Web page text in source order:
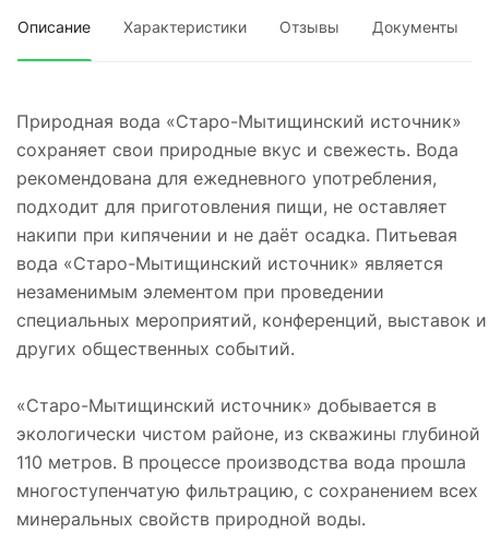
Описание Характеристики Отзывы Документы
Природная вода «Старо-Мытищинский источник»
сохраняет свои природные вкус и свежесть. Вода
рекомендована для ежедневного употребления,
подходит для приготовления пищи, не оставляет
накипи при кипячении и не даёт осадка. Питьевая
вода «Старо-Мытищинский источник» является
незаменимым элементом при проведении
специальных мероприятий, конференций, выставок и
других общественных событий.
«Старо-Мытищинский источник» добывается в
экологически чистом районе, из скважины глубиной
110 метров. В процессе производства вода прошла
многоступенчатую фильтрацию, с сохранением всех
минеральных свойств природной воды.